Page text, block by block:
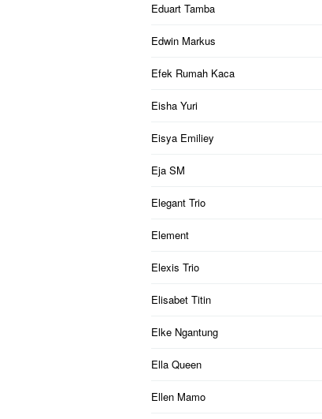
Eduart Tamba
Edwin Markus
Efek Rumah Kaca
Eisha Yuri
Eisya Emiliey
Eja SM
Elegant Trio
Element
Elexis Trio
Elisabet Titin
Elke Ngantung
Ella Queen
Ellen Mamo